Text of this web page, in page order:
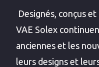
Designés, conçus
VAE Solex
anciennes et les
leurs designs et